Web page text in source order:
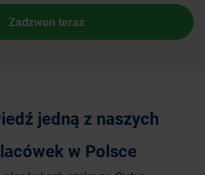
Zadzwoń teraz
jedną z naszych
w Polsce